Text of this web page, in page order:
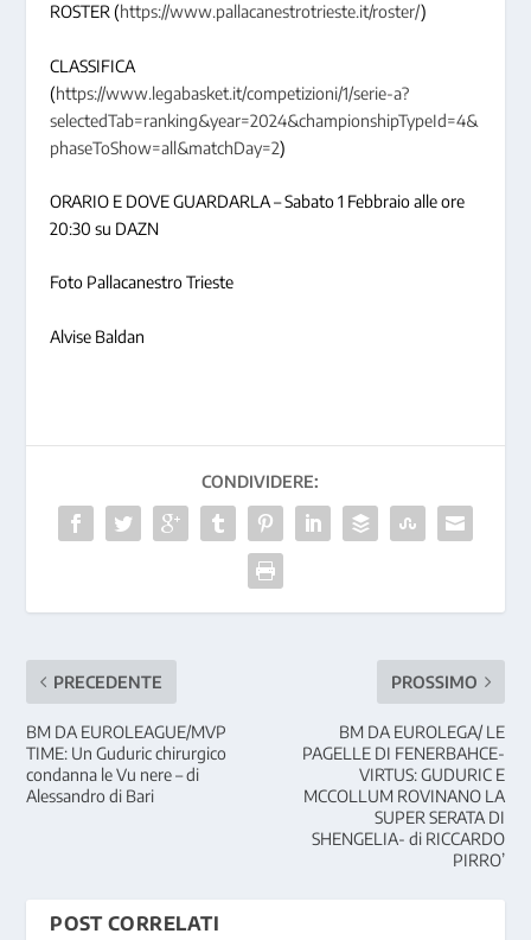
ROSTER (https://www.pallacanestrotrieste.it/roster/)
CLASSIFICA
(https://www.legabasket.it/competizioni/1/serie-a?
selectedTab=ranking&year=2024&championshipTypeId=4&
phaseToShow=all&matchDay=2)
ORARIO E DOVE GUARDARLA – Sabato 1 Febbraio alle ore
20:30 su DAZN
Foto Pallacanestro Trieste
Alvise Baldan
CONDIVIDERE:
PRECEDENTE
BM DA EUROLEAGUE/MVP
TIME: Un Guduric chirurgico
condanna le Vu nere – di
Alessandro di Bari
PROSSIMO
BM DA EUROLEGA/ LE
PAGELLE DI FENERBAHCE-
VIRTUS: GUDURIC E
MCCOLLUM ROVINANO LA
SUPER SERATA DI
SHENGELIA- di RICCARDO
PIRRO’
POST CORRELATI